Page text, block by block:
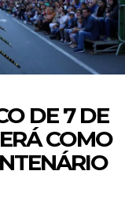
DE 7 DE
COMO